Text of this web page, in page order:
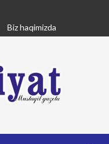
Biz haqimizda